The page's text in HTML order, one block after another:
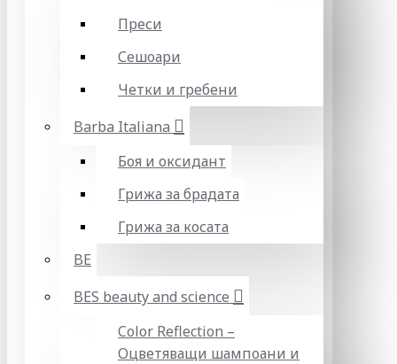
Преси
Сешоари
Четки и гребени
Barba Italiana
Боя и оксидант
Грижа за брадата
Грижа за косата
BE
BES beauty and science
Color Reflection –
Оцветяващи шампоани и